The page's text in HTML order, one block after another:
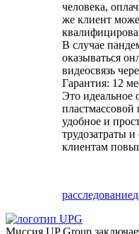
человека,
же клиент
В случае
оказываться
видеосвязь
Гарантия: 12
Это идеальное
удобное и
трудозатраты
клиентам
расследование